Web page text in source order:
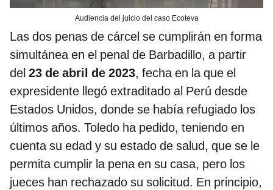
Audiencia del juicio del caso Ecoteva
Las dos penas de cárcel se cumplirán en forma
simultánea en el penal de Barbadillo, a partir
del 23 de abril de 2023, fecha en la que el
expresidente llegó extraditado al Perú desde
Estados Unidos, donde se había refugiado los
últimos años. Toledo ha pedido, teniendo en
cuenta su edad y su estado de salud, que se le
permita cumplir la pena en su casa, pero los
jueces han rechazado su solicitud. En principio,